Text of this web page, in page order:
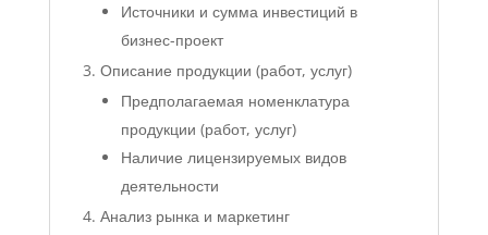
Источники и сумма инвестиций в
бизнес-проект
Описание продукции (работ, услуг)
Предполагаемая номенклатура
продукции (работ, услуг)
Наличие лицензируемых видов
деятельности
Анализ рынка и маркетинг